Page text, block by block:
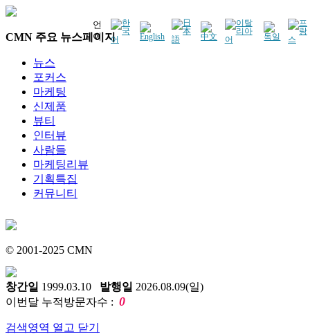
언
어
CMN 주요 뉴스페이지
뉴스
포커스
마케팅
신제품
뷰티
인터뷰
사람들
마케팅리뷰
기획특집
커뮤니티
© 2001-2025 CMN
창간일 1999.03.10 발행일 2026.08.09(일)
이번달 누적방문자수 : 0
검색영역 열고 닫기